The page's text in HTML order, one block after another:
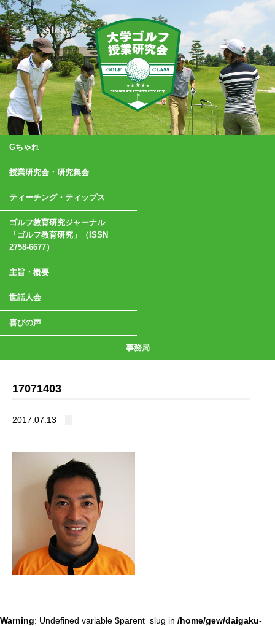
Gちゃれ
授業研究会・研究集会
ティーチング・ティップス
ゴルフ教育研究ジャーナル
「ゴルフ教育研究」（ISSN
2758-6677）
主旨・概要
世話人会
喜びの声
事務局
17071403
2017.07.13
Warning: Undefined variable $parent_slug in /home/gew/daigaku-